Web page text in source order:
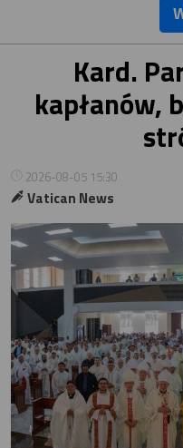
Kard.
kapłanów,
2026-08-05 15:30
Vatican News